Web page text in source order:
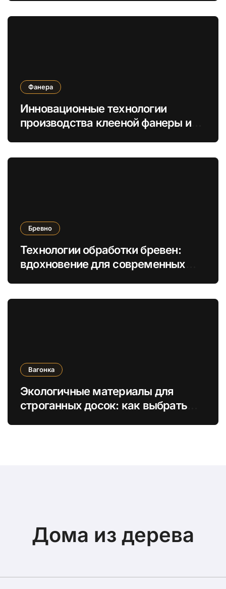
Фанера
Инновационные технологии
производства клееной фанеры и
Бревно
Технологии обработки бревен:
вдохновение для современных
Вагонка
Экологичные материалы для
строганных досок: как выбрать
Дома из дерева